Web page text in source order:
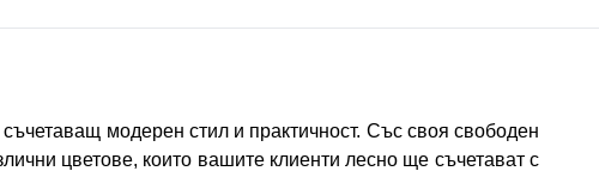
модерен стил и практичност. Със своя свободен
цветове, които вашите клиенти лесно ще съчетават с